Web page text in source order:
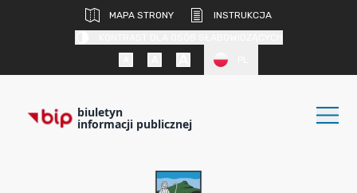
MAPA STRONY
INSTRUKCJA
biuletyn
informacji publicznej